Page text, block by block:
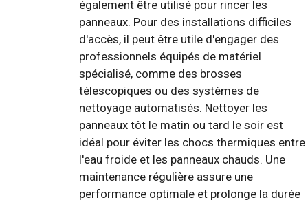
également être utilisé pour rincer les
panneaux. Pour des installations difficiles
d'accès, il peut être utile d'engager des
professionnels équipés de matériel
spécialisé, comme des brosses
télescopiques ou des systèmes de
nettoyage automatisés. Nettoyer les
panneaux tôt le matin ou tard le soir est
idéal pour éviter les chocs thermiques entre
l'eau froide et les panneaux chauds. Une
maintenance régulière assure une
performance optimale et prolonge la durée